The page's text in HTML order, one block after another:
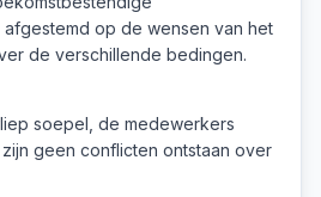
op de wensen van het
de verschillende bedingen.
soepel, de medewerkers
geen conflicten ontstaan over